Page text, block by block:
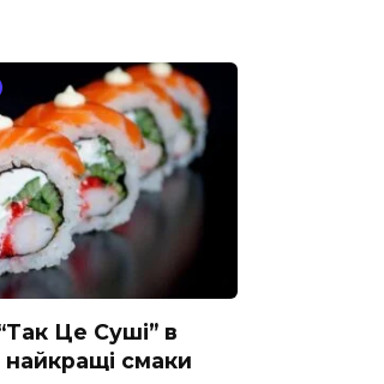
Це Суші” в
смаки